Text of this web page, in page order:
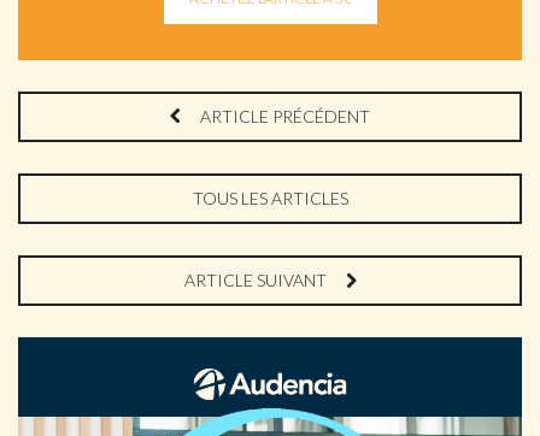
ARTICLE PRÉCÉDENT
TOUS LES ARTICLES
ARTICLE SUIVANT